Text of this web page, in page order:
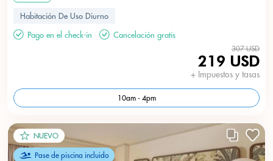
Habitación De Uso Diurno
Pago en el check-in
Cancelación gratis
307 USD
219 USD
+ Impuestos y tasas
10am - 4pm
NUEVO
Pase de piscina incluido